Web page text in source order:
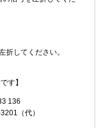
折してください。
す】
136
（代）